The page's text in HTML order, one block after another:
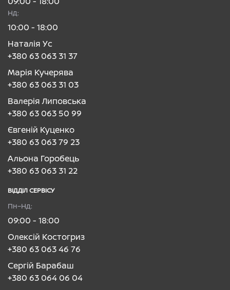
Нд:
10:00 - 18:00
Наталія Ус
+380 63 063 31 37
Марія Кучерява
+380 63 063 31 03
Валерія Липовська
+380 63 063 50 99
Євгеній Куценко
+380 63 063 79 23
Альона Горобець
+380 63 063 31 22
ВІДДІЛ CЕРВІСУ
Пн–Нд:
09:00 - 18:00
Олексій Костогриз
+380 63 063 46 76
Сергій Барабаш
+380 63 064 06 04